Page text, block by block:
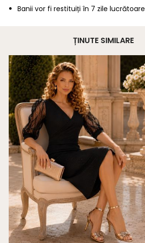
Banii vor fi restituiți în 7 zile lucrătoare
ȚINUTE SIMILARE